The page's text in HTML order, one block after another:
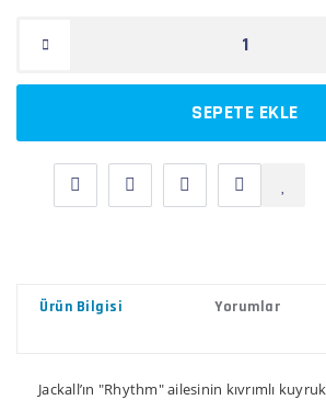
SEPETE EKLE
Ürün Bilgisi Yorumlar
Jackall’ın "Rhythm" ailesinin kıvrımlı